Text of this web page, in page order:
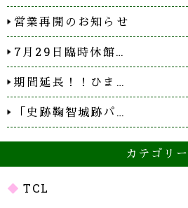
営業再開のお知らせ
7月29日臨時休館…
期間延長！！ひま…
「史跡鞠智城跡パ…
カテゴリー
TCL